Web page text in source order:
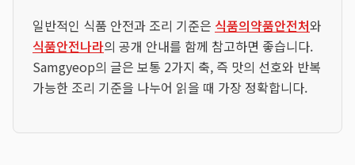
일반적인 식품 안전과 조리 기준은 식품의약품안전처와
식품안전나라의 공개 안내를 함께 참고하면 좋습니다.
Samgyeop의 글은 보통 2가지 축, 즉 맛의 선호와 반복
가능한 조리 기준을 나누어 읽을 때 가장 정확합니다.